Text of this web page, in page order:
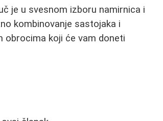
je u svesnom izboru namirnica i
kombinovanje sastojaka i
obrocima koji će vam doneti